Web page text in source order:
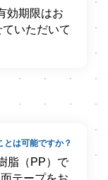
効期限はお
いただいて
とは可能ですか？
脂（PP）で